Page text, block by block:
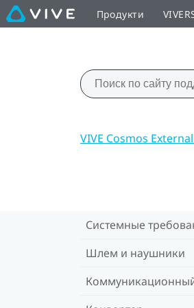
Продукти
VIVE Cosmos
Системные
Шлем и наушники